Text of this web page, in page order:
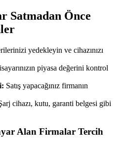
Satmadan Önce
yedekleyin ve cihazınızı
piyasa değerini kontrol
Satış yapacağınız firmanın
cihazı, kutu, garanti belgesi gibi
Alan Firmalar Tercih